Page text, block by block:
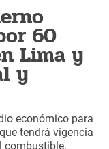
60
Lima y
y
económico para
tendrá vigencia
combustible.